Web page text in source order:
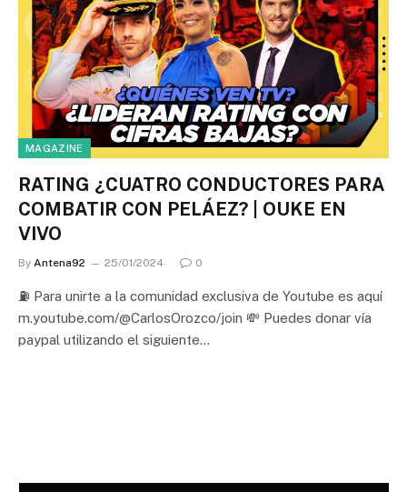
MAGAZINE
RATING ¿CUATRO CONDUCTORES PARA
COMBATIR CON PELÁEZ? | OUKE EN
VIVO
By Antena92 25/01/2024 0
⛽ Para unirte a la comunidad exclusiva de Youtube es aquí
m.youtube.com/@CarlosOrozco/join 💸 Puedes donar vía
paypal utilizando el siguiente…